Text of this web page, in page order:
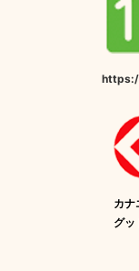
カナ
グッ